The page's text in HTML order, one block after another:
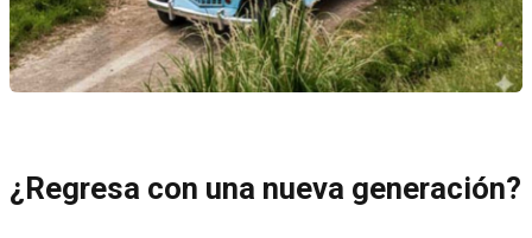
¿Regresa con una nueva generación?